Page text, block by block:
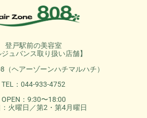
登戸駅前の美容室
ジュバンス取り扱い店舗】
（ヘアーゾーンハチマルハチ）
TEL：044-933-4752
OPEN：9:30〜18:00
火曜日／第2・第4月曜日